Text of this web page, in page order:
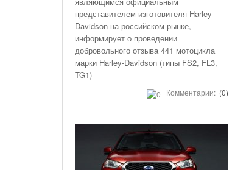
представителем изготовителя Harley-
Davidson на российском рынке,
информирует о проведении
добровольного отзыва 441 мотоцикла
марки Harley-Davidson (типы FS2, FL3,
TG1)
Комментарии: (0)